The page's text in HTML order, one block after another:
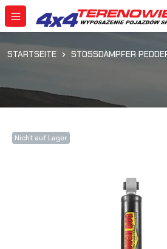
STARTSEITE STOSSDÄMPFER
Nicht auf Lager